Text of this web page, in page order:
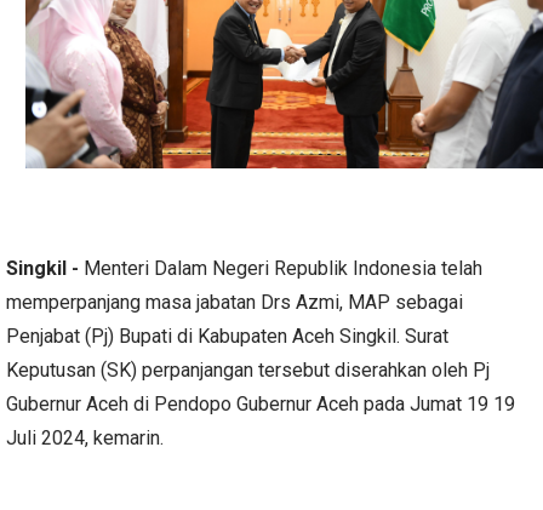
Singkil - Menteri Dalam Negeri Republik Indonesia telah
memperpanjang masa jabatan Drs Azmi, MAP sebagai
Penjabat (Pj) Bupati di Kabupaten Aceh Singkil. Surat
Keputusan (SK) perpanjangan tersebut diserahkan oleh Pj
Gubernur Aceh di Pendopo Gubernur Aceh pada Jumat 19 19
Juli 2024, kemarin.